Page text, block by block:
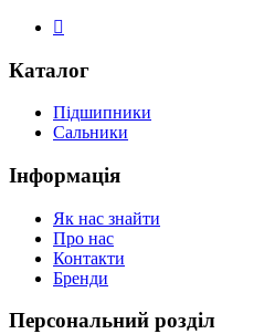
Каталог
Підшипники
Сальники
Інформація
Як нас знайти
Про нас
Контакти
Бренди
Персональний розділ